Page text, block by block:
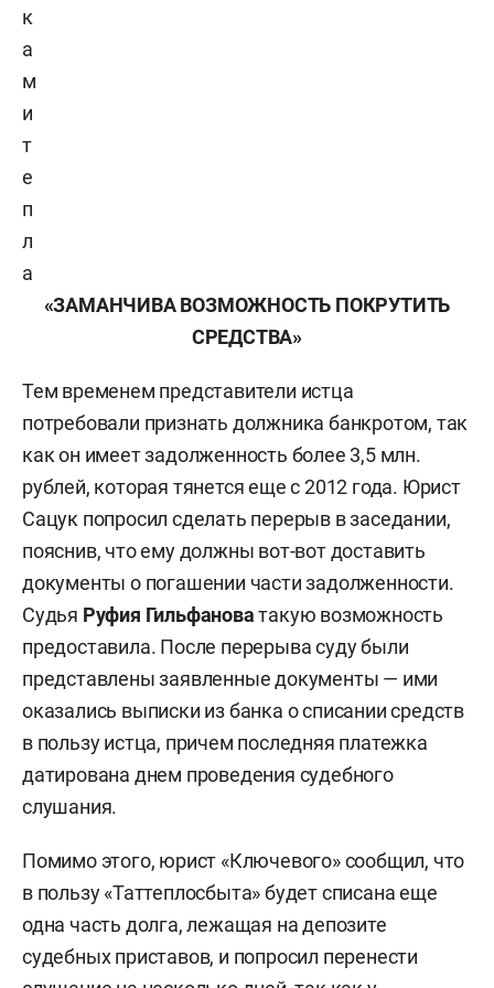
к
а
м
и
т
е
п
л
а
«ЗАМАНЧИВА ВОЗМОЖНОСТЬ ПОКРУТИТЬ
СРЕДСТВА»
Тем временем представители истца
потребовали признать должника банкротом, так
как он имеет задолженность более 3,5 млн.
рублей, которая тянется еще с 2012 года. Юрист
Сацук попросил сделать перерыв в заседании,
пояснив, что ему должны вот-вот доставить
документы о погашении части задолженности.
Судья Руфия Гильфановатакую возможность
предоставила. После перерыва суду были
представлены заявленные документы — ими
оказались выписки из банка о списании средств
в пользу истца, причем последняя платежка
датирована днем проведения судебного
слушания.
Помимо этого, юрист «Ключевого» сообщил, что
в пользу «Таттеплосбыта» будет списана еще
одна часть долга, лежащая на депозите
судебных приставов, и попросил перенести